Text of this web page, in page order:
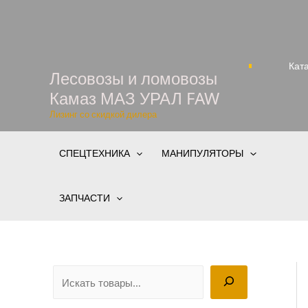
Лесовозы и ломовозы
Камаз МАЗ УРАЛ FAW
Лизинг со скидкой дилера
СПЕЦТЕХНИКА МАНИПУЛЯТОРЫ
ЗАПЧАСТИ